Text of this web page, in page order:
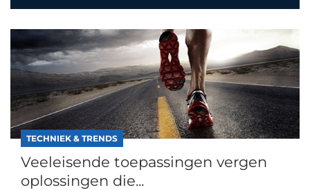
TECHNIEK & TRENDS
Veeleisende toepassingen vergen
oplossingen die...